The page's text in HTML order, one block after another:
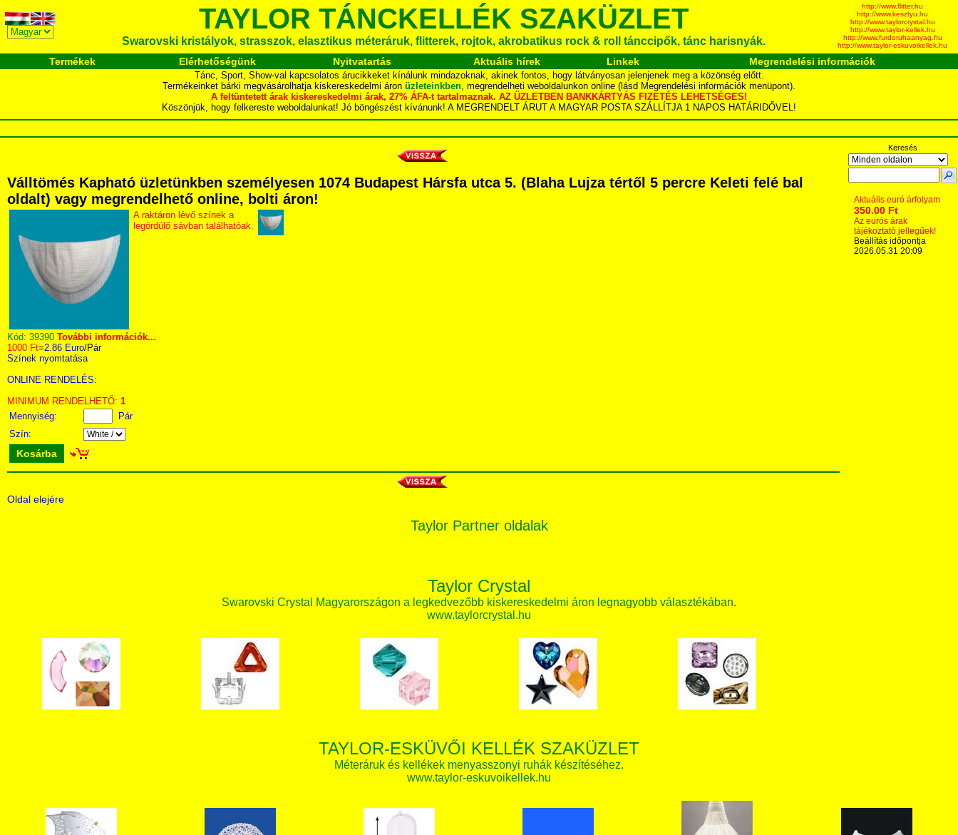
TAYLOR TÁNCKELLÉK SZAKÜZLET
Swarovski kristályok, strasszok, elasztikus méteráruk, flitterek, rojtok, akrobatikus rock & roll tánccipők, tánc harisnyák.
http://www.flitter.hu
http://www.kesztyu.hu
http://www.taylorcrystal.hu
http://www.taylor-kellek.hu
http://www.furdoruhaanyag.hu
http://www.taylor-eskuvoikellek.hu
Termékek Elérhetőségünk Nyitvatartás Aktuális hírek Linkek Megrendelési információk
Tánc, Sport, Show-val kapcsolatos árucikkeket kínálunk mindazoknak, akinek fontos, hogy látványosan jelenjenek meg a közönség előtt.
Termékeinket bárki megvásárolhatja kiskereskedelmi áron üzleteinkben, megrendelheti weboldalunkon online (lásd Megrendelési információk menüpont).
A feltüntetett árak kiskereskedelmi árak, 27% ÁFA-t tartalmaznak. AZ ÜZLETBEN BANKKÁRTYÁS FIZETÉS LEHETSÉGES!
Köszönjük, hogy felkereste weboldalunkat! Jó böngészést kívánunk! A MEGRENDELT ÁRUT A MAGYAR POSTA SZÁLLÍTJA 1 NAPOS HATÁRIDŐVEL!
Válltömés Kapható üzletünkben személyesen 1074 Budapest Hársfa utca 5. (Blaha Lujza tértől 5 percre Keleti felé bal
oldalt) vagy megrendelhető online, bolti áron!
A raktáron lévő színek a
legördülő sávban találhatóak.
Kód: 39390 További információk...
1000 Ft=2.86 Euro/Pár
Színek nyomtatása
ONLINE RENDELÉS:
MINIMUM RENDELHETŐ: 1
Mennyiség:
Pár
Szín:
Kosárba
Oldal elejére
Keresés
Aktuális euró árfolyam
350.00 Ft
Az eurós árak
tájékoztató jellegűek!
Beállítás időpontja
2026.05.31 20:09
Taylor Partner oldalak
Taylor Crystal
Swarovski Crystal Magyarországon a legkedvezőbb kiskereskedelmi áron legnagyobb választékában.
www.taylorcrystal.hu
TAYLOR-ESKÜVŐI KELLÉK SZAKÜZLET
Méteráruk és kellékek menyasszonyi ruhák készítéséhez.
www.taylor-eskuvoikellek.hu